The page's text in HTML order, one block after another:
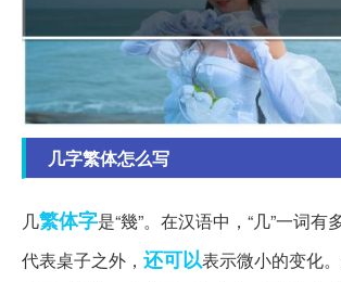
几字繁体怎么写
几繁体字是“幾”。在汉语中，“几”一词有
代表桌子之外， 还可以表示微小的变化